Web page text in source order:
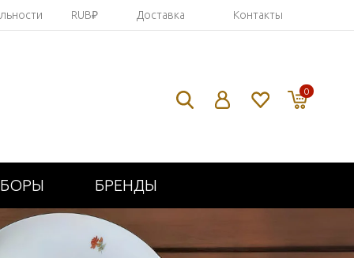
RUB₽ Доставка Контакты
0
БРЕНДЫ